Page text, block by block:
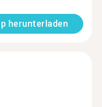
herunterladen